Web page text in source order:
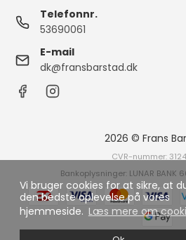
Vi bruger cookies for at sikre, at
den bedste oplevelse på vores
hjemmeside. Læs mere om
Telefonnr.
53690061
E-mail
dk@fransbarstad.dk
2026 © Frans
CVR-nummer:
Bankoplysninger: LUNAR BANK